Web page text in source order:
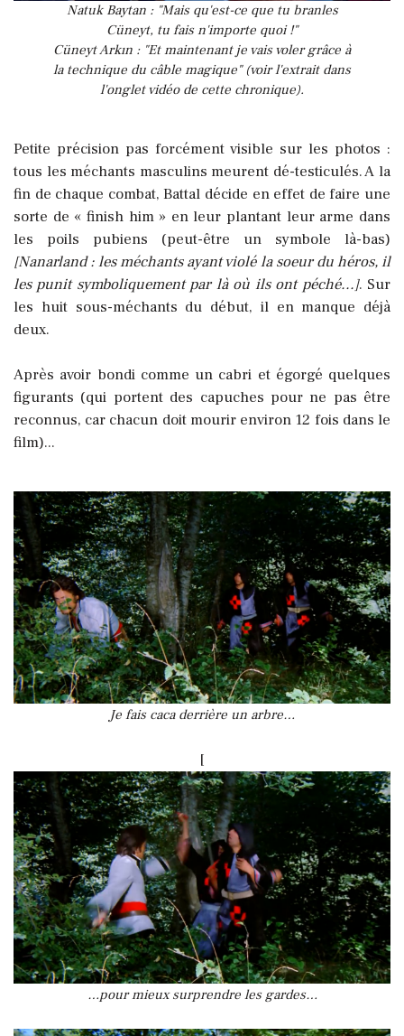
Natuk Baytan : "Mais qu'est-ce que tu branles
Cüneyt, tu fais n'importe quoi !"
Cüneyt Arkın : "Et maintenant je vais voler grâce à
la technique du câble magique" (voir l'extrait dans
l'onglet vidéo de cette chronique).
Petite précision pas forcément visible sur les photos :
tous les méchants masculins meurent dé-testiculés. A la
fin de chaque combat, Battal décide en effet de faire une
sorte de « finish him » en leur plantant leur arme dans
les poils pubiens (peut-être un symbole là-bas)
[Nanarland : les méchants ayant violé la soeur du héros, il
les punit symboliquement par là où ils ont péché...]. Sur
les huit sous-méchants du début, il en manque déjà
deux.
Après avoir bondi comme un cabri et égorgé quelques
figurants (qui portent des capuches pour ne pas être
reconnus, car chacun doit mourir environ 12 fois dans le
film)...
Je fais caca derrière un arbre…
[
…pour mieux surprendre les gardes…